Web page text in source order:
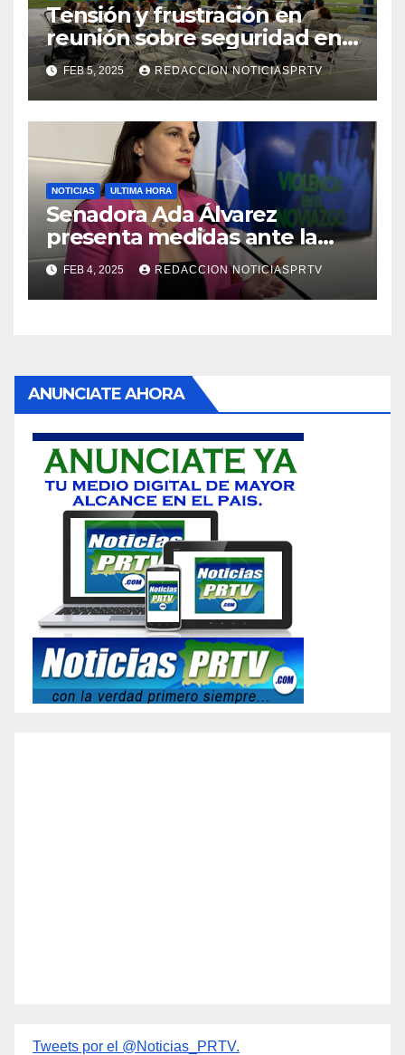
Tensión y frustración en
reunión sobre seguridad en
Reparto Metropolitano
FEB 5, 2025 REDACCION NOTICIASPRTV
NOTICIAS ULTIMA HORA
Senadora Ada Álvarez
presenta medidas ante la
violencia en el noviazgo
FEB 4, 2025 REDACCION NOTICIASPRTV
ANUNCIATE AHORA
Tweets por el @Noticias_PRTV.